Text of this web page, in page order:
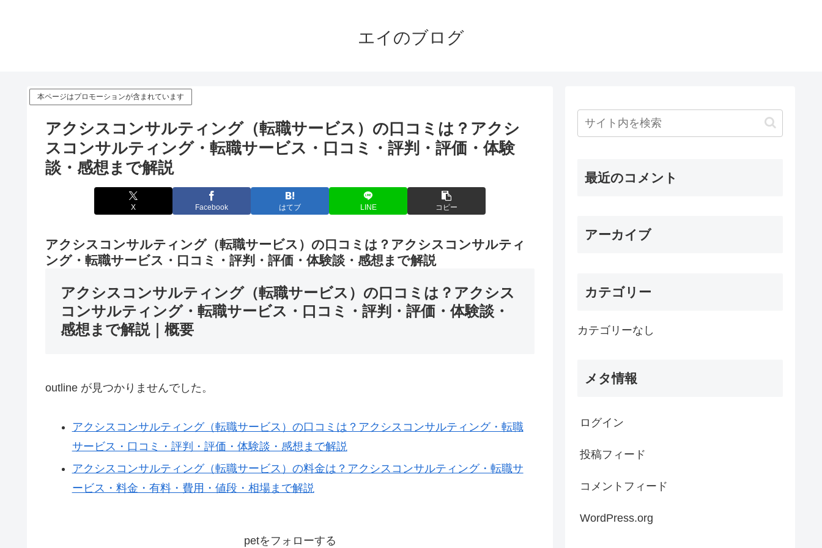
エイのブログ
本ページはプロモーションが含まれています
アクシスコンサルティング（転職サービス）の口コミは？アクシ
スコンサルティング・転職サービス・口コミ・評判・評価・体験
談・感想まで解説
X Facebook はてブ LINE コピー
アクシスコンサルティング（転職サービス）の口コミは？アクシスコンサルティ
ング・転職サービス・口コミ・評判・評価・体験談・感想まで解説
アクシスコンサルティング（転職サービス）の口コミは？アクシス
コンサルティング・転職サービス・口コミ・評判・評価・体験談・
感想まで解説｜概要
outline が見つかりませんでした。
アクシスコンサルティング（転職サービス）の口コミは？アクシスコンサルティング・転職
サービス・口コミ・評判・評価・体験談・感想まで解説
アクシスコンサルティング（転職サービス）の料金は？アクシスコンサルティング・転職サ
ービス・料金・有料・費用・値段・相場まで解説
petをフォローする
最近のコメント
アーカイブ
カテゴリー
カテゴリーなし
メタ情報
ログイン
投稿フィード
コメントフィード
WordPress.org